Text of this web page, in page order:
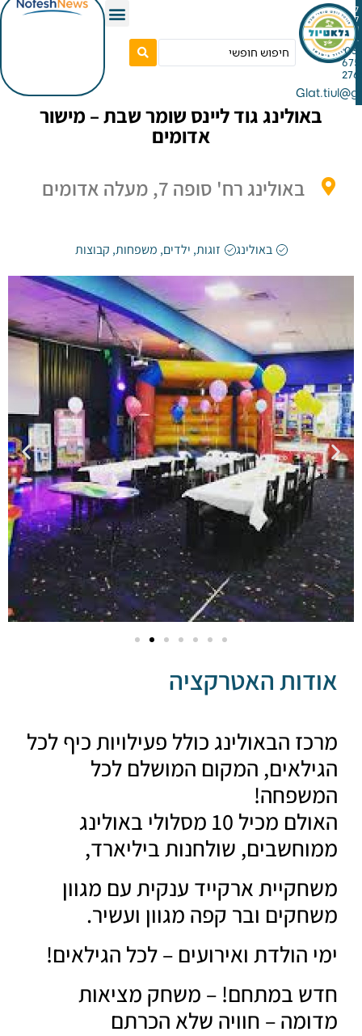
גוד ליינס שומר שבת – מישור
אדומים
באולינג רח' סופה 7, מעלה אדומים
באולינג זוגות,ילדים,משפחות,קבוצות
האטרקציה
הבאולינג כולל פעילויות כיף לכל
המקום המושלם לכל
האולם מכיל 10 מסלולי באולינג
שולחנות ביליארד,
ארקייד ענקית עם מגוון
ובר קפה מגוון ועשיר.
הולדת ואירועים – לכל הגילאים!
במתחם! – משחק מציאות
– חוויה שלא הכרתם